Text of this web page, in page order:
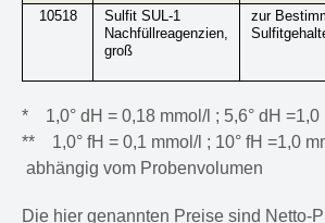
10518
Sulfit SUL-1
Nachfüllreagenzien,
groß
zur
* 1,0° dH = 0,18 mmol/l ; 5,6° dH =1,0
** 1,0° fH = 0,1 mmol/l ; 10° fH =1,0
abhängig vom Probenvolumen
Die hier genannten Preise sind Netto-